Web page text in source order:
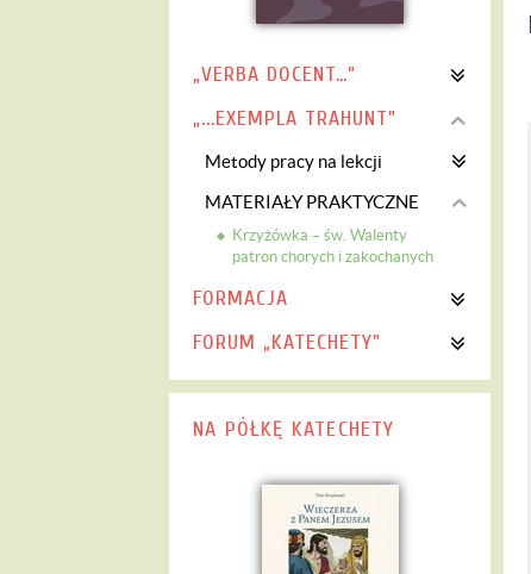
„VERBA DOCENT…”
„...EXEMPLA TRAHUNT”
Metody pracy na lekcji
MATERIAŁY PRAKTYCZNE
Krzyżówka – św. Walenty
patron chorych i zakochanych
FORMACJA
FORUM „KATECHETY"
NA PÓŁKĘ KATECHETY